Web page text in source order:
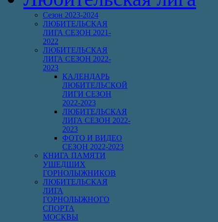
Сезон 2023-2024
ЛЮБИТЕЛЬСКАЯ
ЛИГА СЕЗОН 2021-
2022
ЛЮБИТЕЛЬСКАЯ
ЛИГА СЕЗОН 2022-
2023
КАЛЕНДАРЬ
ЛЮБИТЕЛЬСКОЙ
ЛИГИ СЕЗОН
2022-2023
ЛЮБИТЕЛЬСКАЯ
ЛИГА СЕЗОН 2022-
2023
ФОТО И ВИДЕО
СЕЗОН 2022-2023
КНИГА ПАМЯТИ
УШЕДШИХ
ГОРНОЛЫЖНИКОВ
ЛЮБИТЕЛЬСКАЯ
ЛИГА
ГОРНОЛЫЖНОГО
СПОРТА
МОСКВЫ